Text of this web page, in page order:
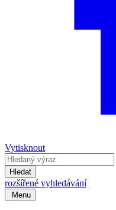
Vytisknout
Hledat
rozšířené vyhledávání
Menu